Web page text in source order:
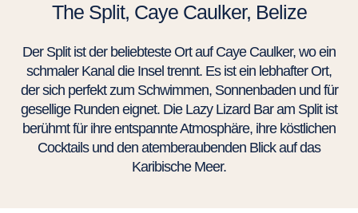
The Split, Caye Caulker, Belize
Der Split ist der beliebteste Ort auf Caye Caulker, wo ein
schmaler Kanal die Insel trennt. Es ist ein lebhafter Ort,
der sich perfekt zum Schwimmen, Sonnenbaden und für
gesellige Runden eignet. Die Lazy Lizard Bar am Split ist
berühmt für ihre entspannte Atmosphäre, ihre köstlichen
Cocktails und den atemberaubenden Blick auf das
Karibische Meer.